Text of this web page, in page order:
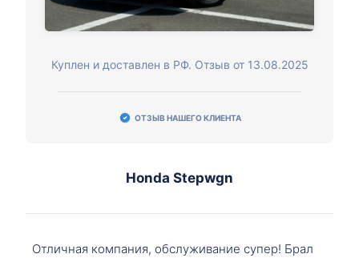
Куплен и доставлен в РФ. Отзыв от 13.08.2025
ОТЗЫВ НАШЕГО КЛИЕНТА
Honda Stepwgn
Отличная компания, обслуживание супер! Брал